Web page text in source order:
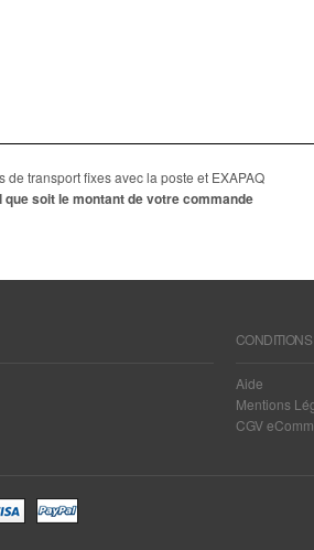
de transport fixes avec la poste et EXAPAQ
que soit le montant de votre commande
Aide
Mentions
CGV